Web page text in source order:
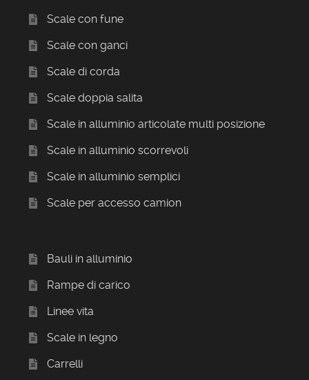
Scale con fune
Scale con ganci
Scale di corda
Scale doppia salita
Scale in alluminio articolate multi posizione
Scale in alluminio scorrevoli
Scale in alluminio semplici
Scale per accesso camion
Bauli in alluminio
Rampe di carico
Linee vita
Scale in legno
Carrelli